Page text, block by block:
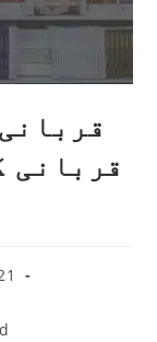
قربانی